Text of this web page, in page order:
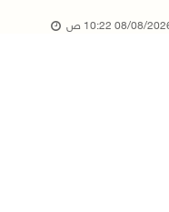
08/2026 10:22 ص